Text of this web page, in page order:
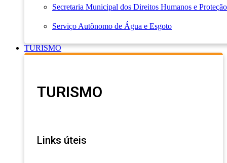
Secretaria Municipal dos Direitos Humanos e
Serviço Autônomo de Água e Esgoto
TURISMO
TURISMO
Links úteis